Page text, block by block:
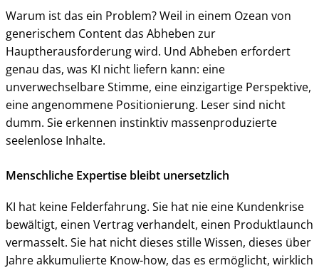
Warum ist das ein Problem? Weil in einem Ozean von
generischem Content das Abheben zur
Hauptherausforderung wird. Und Abheben erfordert
genau das, was KI nicht liefern kann: eine
unverwechselbare Stimme, eine einzigartige Perspektive,
eine angenommene Positionierung. Leser sind nicht
dumm. Sie erkennen instinktiv massenproduzierte
seelenlose Inhalte.
Menschliche Expertise bleibt unersetzlich
KI hat keine Felderfahrung. Sie hat nie eine Kundenkrise
bewältigt, einen Vertrag verhandelt, einen Produktlaunch
vermasselt. Sie hat nicht dieses stille Wissen, dieses über
Jahre akkumulierte Know-how, das es ermöglicht, wirklich